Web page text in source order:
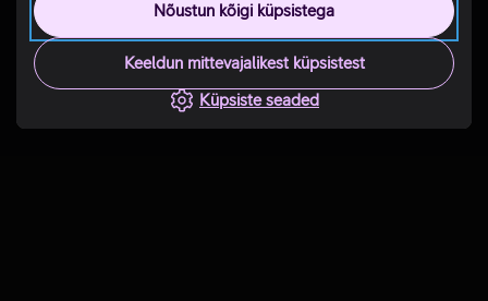
Nõustun kõigi küpsistega
Keeldun mittevajalikest küpsistest
Küpsiste seaded